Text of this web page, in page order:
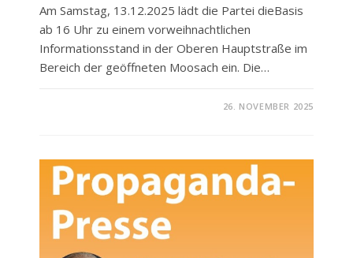
Am Samstag, 13.12.2025 lädt die Partei dieBasis
ab 16 Uhr zu einem vorweihnachtlichen
Informationsstand in der Oberen Hauptstraße im
Bereich der geöffneten Moosach ein. Die…
ZUM
WEIHNACHTLICHEN
INFOSTAND
26. NOVEMBER 2025